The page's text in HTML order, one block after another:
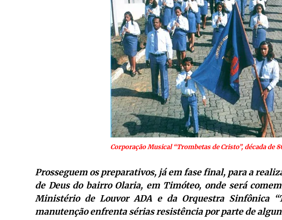
Corporação Musical “Trombetas de Cristo”, década de
Prosseguem os preparativos, já em fase final, para a
de Deus do bairro Olaria, em Timóteo, onde será
Ministério de Louvor ADA e da Orquestra Sinfônica
manutenção enfrenta sérias resistência por parte de